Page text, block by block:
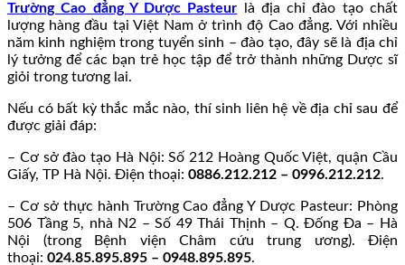
Trường Cao đẳng Y Dược Pasteur là địa chỉ đào tạo chất
lượng hàng đầu tại Việt Nam ở trình độ Cao đẳng. Với nhiều
năm kinh nghiệm trong tuyển sinh – đào tạo, đây sẽ là địa chỉ
lý tưởng để các bạn trẻ học tập để trở thành những Dược sĩ
giỏi trong tương lai.
Nếu có bất kỳ thắc mắc nào, thí sinh liên hệ về địa chỉ sau để
được giải đáp:
– Cơ sở đào tạo Hà Nội: Số 212 Hoàng Quốc Việt, quận Cầu
Giấy, TP Hà Nội. Điện thoại: 0886.212.212 – 0996.212.212.
– Cơ sở thực hành Trường Cao đẳng Y Dược Pasteur: Phòng
506 Tầng 5, nhà N2 – Số 49 Thái Thịnh – Q. Đống Đa – Hà
Nội (trong Bệnh viện Châm cứu trung ương). Điện
thoại: 024.85.895.895 – 0948.895.895.